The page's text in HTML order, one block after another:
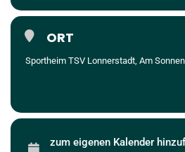
ORT
Sportheim TSV Lonnerstadt, Am
zum eigenen Kalender